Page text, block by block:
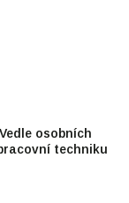
osobních
techniku